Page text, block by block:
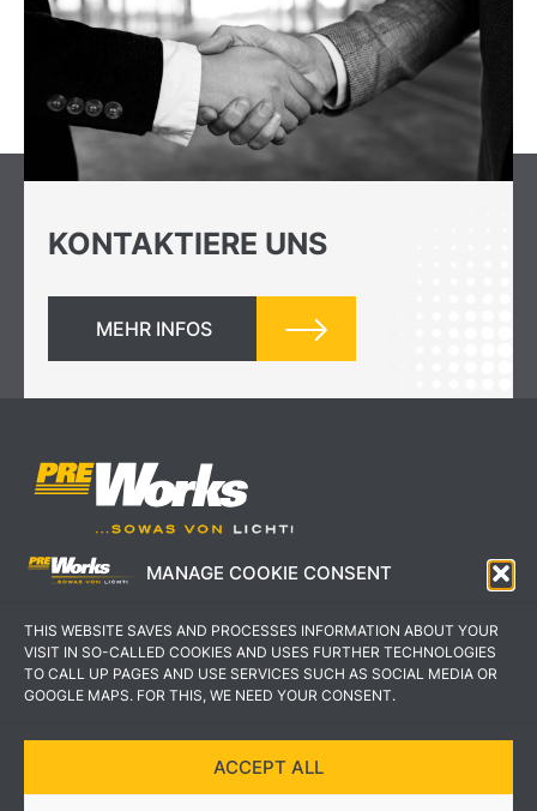
MANAGE COOKIE CONSENT
THIS WEBSITE SAVES AND PROCESSES INFORMATION ABOUT YOUR
VISIT IN SO-CALLED COOKIES AND USES FURTHER TECHNOLOGIES
TO CALL UP PAGES AND USE SERVICES SUCH AS SOCIAL MEDIA OR
GOOGLE MAPS. FOR THIS, WE NEED YOUR CONSENT.
ACCEPT ALL
KONTAKTIERE UNS
MEHR INFOS
DATENSCHUTZERKLÄRUNG
KONTAKT